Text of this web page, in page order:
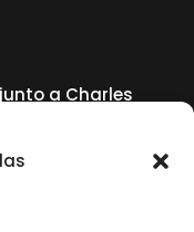
a Charles